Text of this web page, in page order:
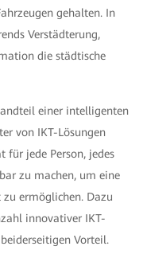
gehalten. In
Verstädterung,
die städtische
einer intelligenten
von IKT-Lösungen
jede Person, jedes
zu machen, um eine
ermöglichen. Dazu
innovativer IKT-
Vorteil.